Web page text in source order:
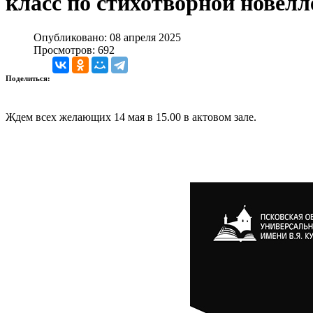
Опубликовано: 08 апреля 2025
Просмотров: 692
Поделиться:
Ждем всех желающих 14 мая в 15.00 в актовом зале.